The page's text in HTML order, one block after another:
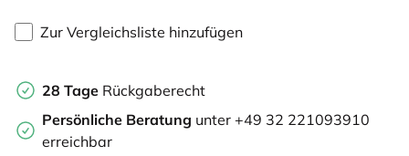
Zur Vergleichsliste hinzufügen
28 Tage Rückgaberecht
Persönliche Beratung unter +49 32 221093910
erreichbar